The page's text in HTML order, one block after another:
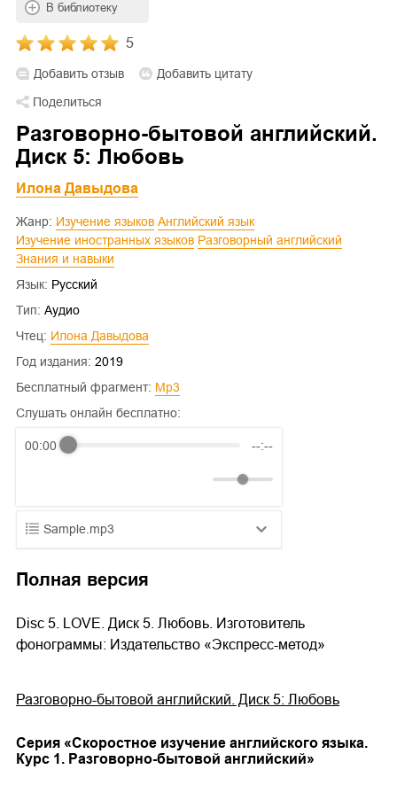
В библиотеку
5
Добавить отзыв
Добавить цитату
Поделиться
Разговорно-бытовой английский.
Диск 5: Любовь
Илона Давыдова
Жанр: Изучение языков
Английский язык
Изучение иностранных языков
Разговорный английский
Знания и навыки
Язык: Русский
Тип: Аудио
Чтец:
Илона Давыдова
Год издания: 2019
Бесплатный фрагмент:
mp3
Слушать онлайн бесплатно:
00:00 --:--
Sample.mp3
03.mp3 14:00
Полная версия
Disc 5. LOVE. Диск 5. Любовь. Изготовитель
фонограммы: Издательство «Экспресс-метод»
Разговорно-бытовой английский. Диск 5: Любовь
Cерия «Скоростное изучение английского языка.
Курс 1. Разговорно-бытовой английский»